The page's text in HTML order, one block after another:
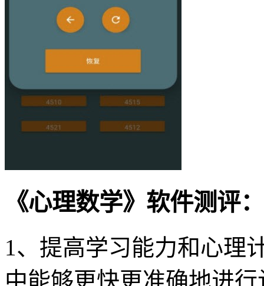
《心理数学》软件测评：
1、提高学习能力和心理
中能够更快更准确地进